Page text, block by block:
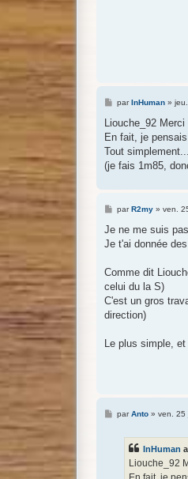
M
s
a
g
parInHuman»
Liouche_92
En fait, je
Tout simplement...
(je fais 1m85,
M
s
a
parR2my» ven.
Je ne me suis
Je t'ai donnée
Comme dit
celui du la S)
C'est un gros
direction)
Le plus simple,
MparAnto» ven. 25
InHuman
Liouche_92